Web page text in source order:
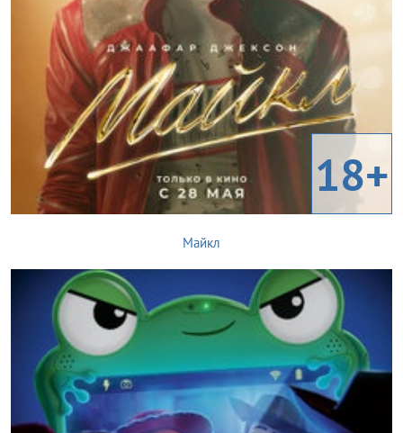
18+
Майкл